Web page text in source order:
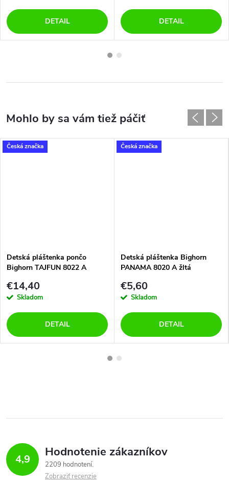
DETAIL DETAIL
Česká značka
Detská pláštenka pončo
Bighorn TAJFUN 8022 A
€14,40
Skladom
DETAIL
Česká značka
Detská pláštenka Bighorn
PANAMA 8020 A žltá
€5,60
Skladom
DETAIL
4,9 Hodnotenie zákazníkov
2209 hodnotení
Zobraziť recenzie